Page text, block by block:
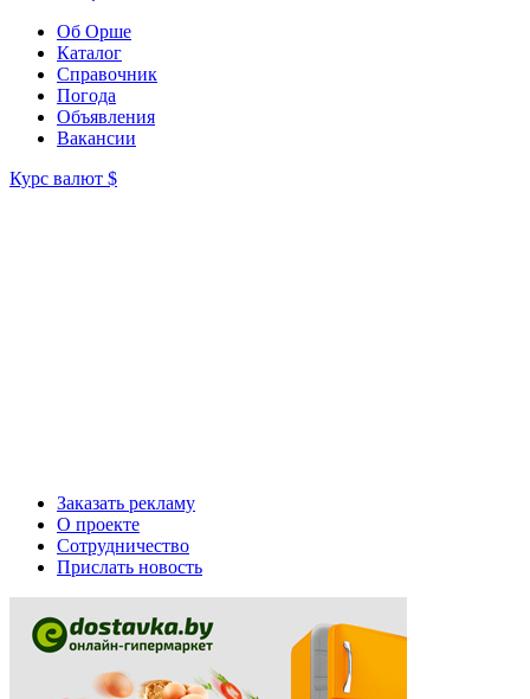
Об Орше
Каталог
Справочник
Погода
Объявления
Вакансии
Курс валют $
Заказать рекламу
О проекте
Сотрудничество
Прислать новость